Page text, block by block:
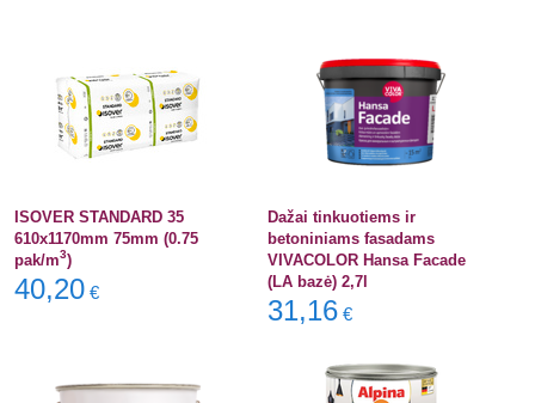
ISOVER STANDARD 35
610x1170mm 75mm (0.75
pak/m3)
40,20 €
Dažai tinkuotiems ir
betoniniams fasadams
VIVACOLOR Hansa Facade
(LA bazė) 2,7l
31,16 €